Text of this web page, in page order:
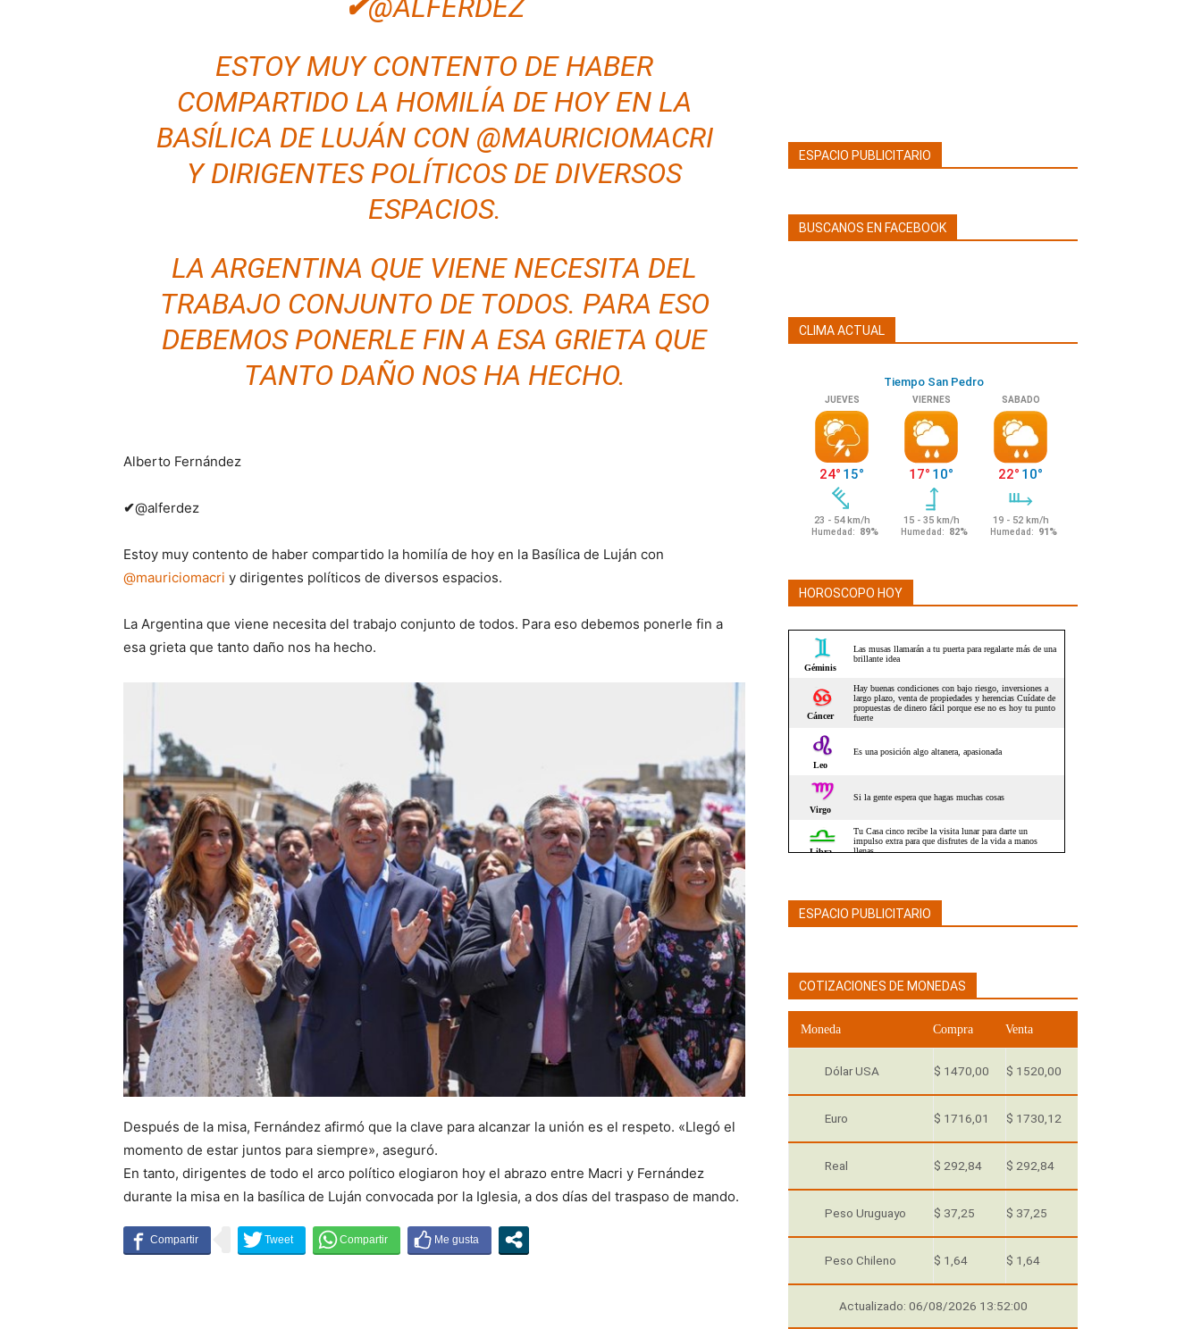
✔@ALFERDEZ
ESTOY MUY CONTENTO DE HABER
COMPARTIDO LA HOMILÍA DE HOY EN LA
BASÍLICA DE LUJÁN CON @MAURICIOMACRI
Y DIRIGENTES POLÍTICOS DE DIVERSOS
ESPACIOS.
LA ARGENTINA QUE VIENE NECESITA DEL
TRABAJO CONJUNTO DE TODOS. PARA ESO
DEBEMOS PONERLE FIN A ESA GRIETA QUE
TANTO DAÑO NOS HA HECHO.
Alberto Fernández
✔@alferdez
Estoy muy contento de haber compartido la homilía de hoy en la Basílica de Luján con
@mauriciomacri y dirigentes políticos de diversos espacios.
La Argentina que viene necesita del trabajo conjunto de todos. Para eso debemos ponerle fin a
esa grieta que tanto daño nos ha hecho.
Después de la misa, Fernández afirmó que la clave para alcanzar la unión es el respeto. «Llegó el
momento de estar juntos para siempre», aseguró.
En tanto, dirigentes de todo el arco político elogiaron hoy el abrazo entre Macri y Fernández
durante la misa en la basílica de Luján convocada por la Iglesia, a dos días del traspaso de mando.
ESPACIO PUBLICITARIO
BUSCANOS EN FACEBOOK
CLIMA ACTUAL
HOROSCOPO HOY
ESPACIO PUBLICITARIO
COTIZACIONES DE MONEDAS
Moneda Compra Venta
Dólar USA $ 1470,00 $ 1520,00
Euro $ 1716,01 $ 1730,12
Real $ 292,84 $ 292,84
Peso Uruguayo $ 37,25 $ 37,25
Peso Chileno $ 1,64 $ 1,64
Actualizado: 06/08/2026 13:52:00